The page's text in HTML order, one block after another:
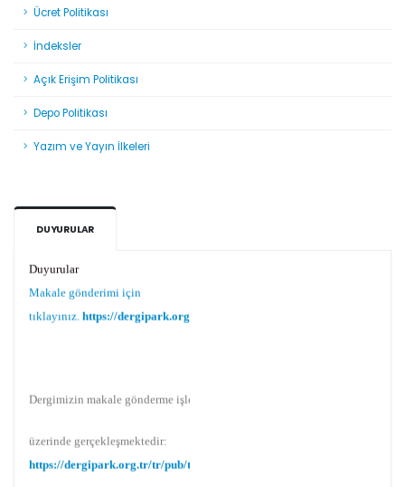
Ücret Politikası
İndeksler
Açık Erişim Politikası
Depo Politikası
Yazım ve Yayın İlkeleri
DUYURULAR